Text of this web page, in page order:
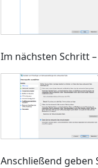
Im nächsten Schritt
Anschließend geben